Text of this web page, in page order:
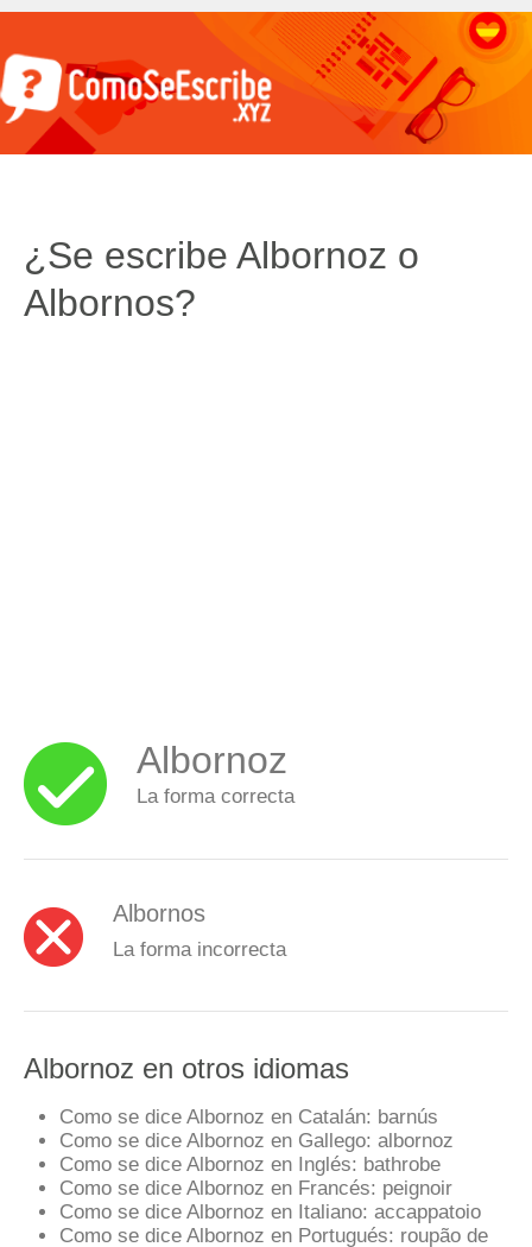
¿Se escribe Albornoz o
Albornos?
Albornoz
La forma correcta
Albornos
La forma incorrecta
Albornoz en otros idiomas
Como se dice Albornoz en Catalán: barnús
Como se dice Albornoz en Gallego: albornoz
Como se dice Albornoz en Inglés: bathrobe
Como se dice Albornoz en Francés: peignoir
Como se dice Albornoz en Italiano: accappatoio
Como se dice Albornoz en Portugués: roupão de